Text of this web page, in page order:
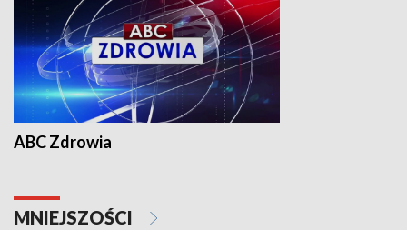
ABC Zdrowia
MNIEJSZOŚCI